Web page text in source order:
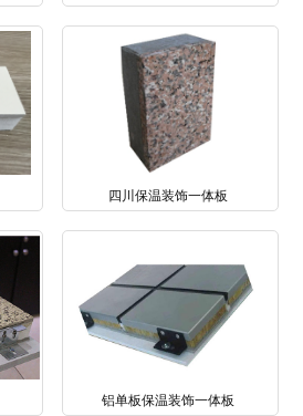
四川保温装饰一体板
铝单板保温装饰一体板